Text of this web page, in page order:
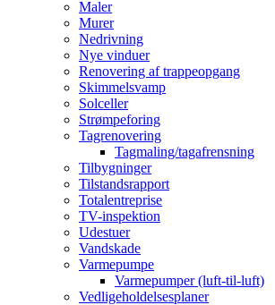
Maler
Murer
Nedrivning
Nye vinduer
Renovering af trappeopgang
Skimmelsvamp
Solceller
Strømpeforing
Tagrenovering
Tagmaling/tagafrensning
Tilbygninger
Tilstandsrapport
Totalentreprise
TV-inspektion
Udestuer
Vandskade
Varmepumpe
Varmepumper (luft-til-luft)
Vedligeholdelsesplaner